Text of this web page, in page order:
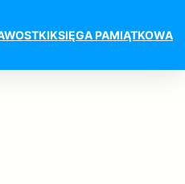
KSIĘGA PAMIĄTKOWA